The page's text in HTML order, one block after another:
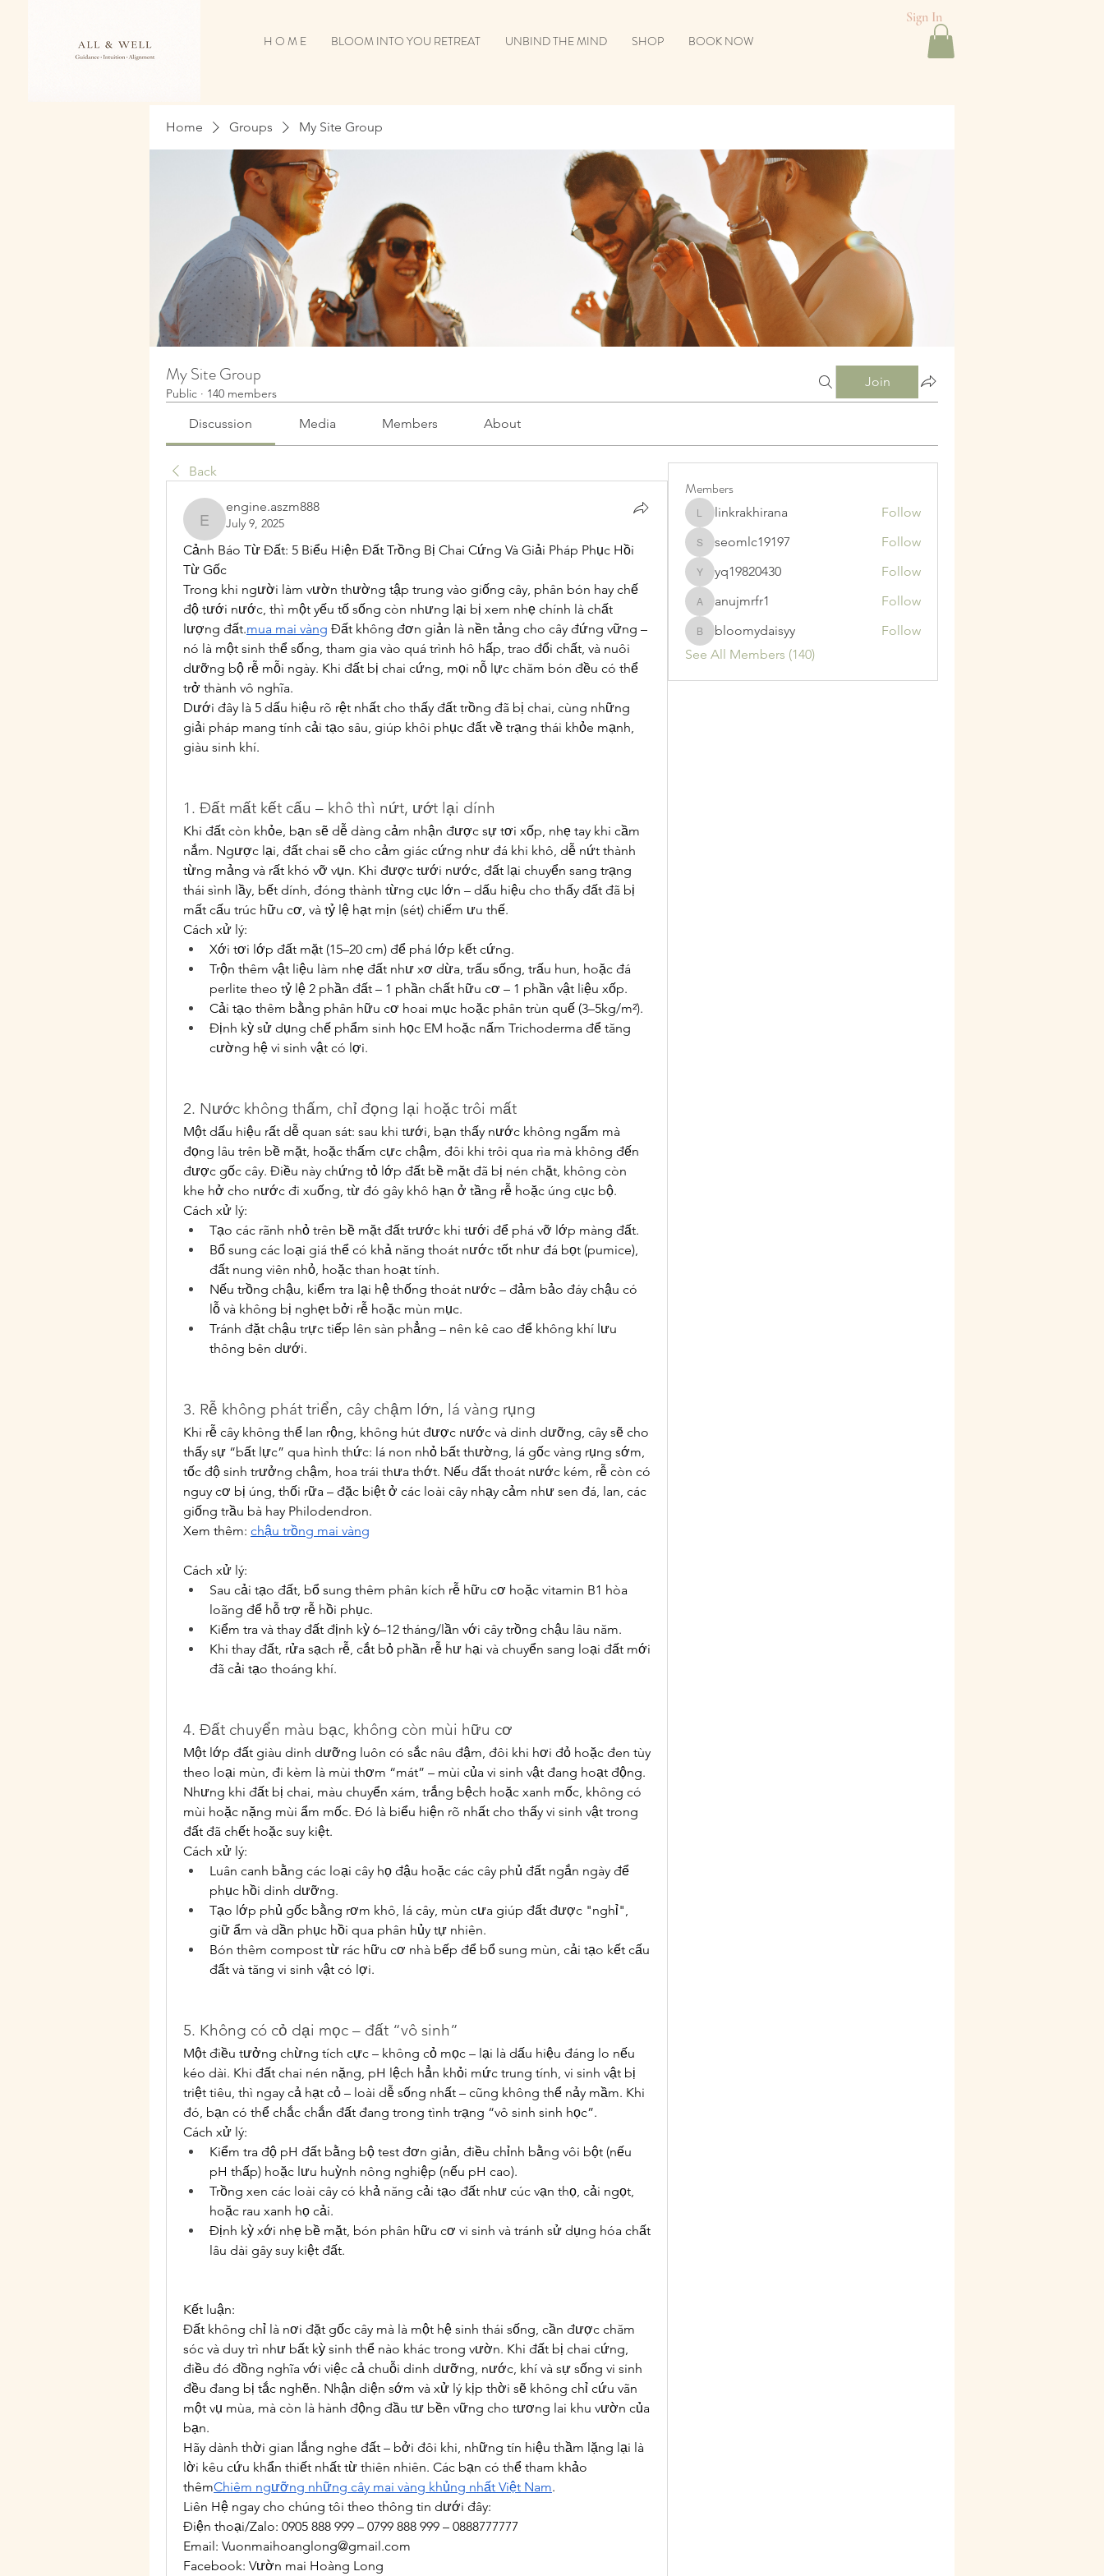
Sign In
H O M E
BLOOM INTO YOU RETREAT UNBIND THE MIND SHOP BOOK NOW
Home Groups My Site Group
My Site Group
Public · 140 members
Join
Discussion Media Members About
Back
engine.aszm888
engine.aszm888
July 9, 2025
Cảnh Báo Từ Đất: 5 Biểu Hiện Đất Trồng Bị Chai Cứng Và Giải Pháp Phục Hồi
Từ Gốc
Trong khi người làm vườn thường tập trung vào giống cây, phân bón hay chế
độ tưới nước, thì một yếu tố sống còn nhưng lại bị xem nhẹ chính là chất
lượng đất.mua mai vàng Đất không đơn giản là nền tảng cho cây đứng vững –
nó là một sinh thể sống, tham gia vào quá trình hô hấp, trao đổi chất, và nuôi
dưỡng bộ rễ mỗi ngày. Khi đất bị chai cứng, mọi nỗ lực chăm bón đều có thể
trở thành vô nghĩa.
Dưới đây là 5 dấu hiệu rõ rệt nhất cho thấy đất trồng đã bị chai, cùng những
giải pháp mang tính cải tạo sâu, giúp khôi phục đất về trạng thái khỏe mạnh,
giàu sinh khí.
1. Đất mất kết cấu – khô thì nứt, ướt lại dính
Khi đất còn khỏe, bạn sẽ dễ dàng cảm nhận được sự tơi xốp, nhẹ tay khi cầm
nắm. Ngược lại, đất chai sẽ cho cảm giác cứng như đá khi khô, dễ nứt thành
từng mảng và rất khó vỡ vụn. Khi được tưới nước, đất lại chuyển sang trạng
thái sình lầy, bết dính, đóng thành từng cục lớn – dấu hiệu cho thấy đất đã bị
mất cấu trúc hữu cơ, và tỷ lệ hạt mịn (sét) chiếm ưu thế.
Cách xử lý:
Xới tơi lớp đất mặt (15–20 cm) để phá lớp kết cứng.
Trộn thêm vật liệu làm nhẹ đất như xơ dừa, trấu sống, trấu hun, hoặc đá
perlite theo tỷ lệ 2 phần đất – 1 phần chất hữu cơ – 1 phần vật liệu xốp.
Cải tạo thêm bằng phân hữu cơ hoai mục hoặc phân trùn quế (3–5kg/m²).
Định kỳ sử dụng chế phẩm sinh học EM hoặc nấm Trichoderma để tăng
cường hệ vi sinh vật có lợi.
2. Nước không thấm, chỉ đọng lại hoặc trôi mất
Một dấu hiệu rất dễ quan sát: sau khi tưới, bạn thấy nước không ngấm mà
đọng lâu trên bề mặt, hoặc thấm cực chậm, đôi khi trôi qua rìa mà không đến
được gốc cây. Điều này chứng tỏ lớp đất bề mặt đã bị nén chặt, không còn
khe hở cho nước đi xuống, từ đó gây khô hạn ở tầng rễ hoặc úng cục bộ.
Cách xử lý:
Tạo các rãnh nhỏ trên bề mặt đất trước khi tưới để phá vỡ lớp màng đất.
Bổ sung các loại giá thể có khả năng thoát nước tốt như đá bọt (pumice),
đất nung viên nhỏ, hoặc than hoạt tính.
Nếu trồng chậu, kiểm tra lại hệ thống thoát nước – đảm bảo đáy chậu có
lỗ và không bị nghẹt bởi rễ hoặc mùn mục.
Tránh đặt chậu trực tiếp lên sàn phẳng – nên kê cao để không khí lưu
thông bên dưới.
3. Rễ không phát triển, cây chậm lớn, lá vàng rụng
Khi rễ cây không thể lan rộng, không hút được nước và dinh dưỡng, cây sẽ cho
thấy sự “bất lực” qua hình thức: lá non nhỏ bất thường, lá gốc vàng rụng sớm,
tốc độ sinh trưởng chậm, hoa trái thưa thớt. Nếu đất thoát nước kém, rễ còn có
nguy cơ bị úng, thối rữa – đặc biệt ở các loài cây nhạy cảm như sen đá, lan, các
giống trầu bà hay Philodendron.
Xem thêm: chậu trồng mai vàng
Cách xử lý:
Sau cải tạo đất, bổ sung thêm phân kích rễ hữu cơ hoặc vitamin B1 hòa
loãng để hỗ trợ rễ hồi phục.
Kiểm tra và thay đất định kỳ 6–12 tháng/lần với cây trồng chậu lâu năm.
Khi thay đất, rửa sạch rễ, cắt bỏ phần rễ hư hại và chuyển sang loại đất mới
đã cải tạo thoáng khí.
4. Đất chuyển màu bạc, không còn mùi hữu cơ
Một lớp đất giàu dinh dưỡng luôn có sắc nâu đậm, đôi khi hơi đỏ hoặc đen tùy
theo loại mùn, đi kèm là mùi thơm “mát” – mùi của vi sinh vật đang hoạt động.
Nhưng khi đất bị chai, màu chuyển xám, trắng bệch hoặc xanh mốc, không có
mùi hoặc nặng mùi ẩm mốc. Đó là biểu hiện rõ nhất cho thấy vi sinh vật trong
đất đã chết hoặc suy kiệt.
Cách xử lý:
Luân canh bằng các loại cây họ đậu hoặc các cây phủ đất ngắn ngày để
phục hồi dinh dưỡng.
Tạo lớp phủ gốc bằng rơm khô, lá cây, mùn cưa giúp đất được "nghỉ",
giữ ẩm và dần phục hồi qua phân hủy tự nhiên.
Bón thêm compost từ rác hữu cơ nhà bếp để bổ sung mùn, cải tạo kết cấu
đất và tăng vi sinh vật có lợi.
5. Không có cỏ dại mọc – đất “vô sinh”
Một điều tưởng chừng tích cực – không cỏ mọc – lại là dấu hiệu đáng lo nếu
kéo dài. Khi đất chai nén nặng, pH lệch hẳn khỏi mức trung tính, vi sinh vật bị
triệt tiêu, thì ngay cả hạt cỏ – loài dễ sống nhất – cũng không thể nảy mầm. Khi
đó, bạn có thể chắc chắn đất đang trong tình trạng “vô sinh sinh học”.
Cách xử lý:
Kiểm tra độ pH đất bằng bộ test đơn giản, điều chỉnh bằng vôi bột (nếu
pH thấp) hoặc lưu huỳnh nông nghiệp (nếu pH cao).
Trồng xen các loài cây có khả năng cải tạo đất như cúc vạn thọ, cải ngọt,
hoặc rau xanh họ cải.
Định kỳ xới nhẹ bề mặt, bón phân hữu cơ vi sinh và tránh sử dụng hóa chất
lâu dài gây suy kiệt đất.
Kết luận:
Đất không chỉ là nơi đặt gốc cây mà là một hệ sinh thái sống, cần được chăm
sóc và duy trì như bất kỳ sinh thể nào khác trong vườn. Khi đất bị chai cứng,
điều đó đồng nghĩa với việc cả chuỗi dinh dưỡng, nước, khí và sự sống vi sinh
đều đang bị tắc nghẽn. Nhận diện sớm và xử lý kịp thời sẽ không chỉ cứu vãn
một vụ mùa, mà còn là hành động đầu tư bền vững cho tương lai khu vườn của
bạn.
Hãy dành thời gian lắng nghe đất – bởi đôi khi, những tín hiệu thầm lặng lại là
lời kêu cứu khẩn thiết nhất từ thiên nhiên. Các bạn có thể tham khảo
thêmChiêm ngưỡng những cây mai vàng khủng nhất Việt Nam.
Liên Hệ ngay cho chúng tôi theo thông tin dưới đây:
Điện thoại/Zalo: 0905 888 999 – 0799 888 999 – 0888777777
Email: Vuonmaihoanglong@gmail.com
Facebook: Vườn mai Hoàng Long
Members
linkrakhirana
linkrakhirana Follow
seomlc19197
seomlc19197 Follow
yq19820430
yq19820430 Follow
anujmrfr1
anujmrfr1 Follow
bloomydaisyy
bloomydaisyy
Follow
See All Members (140)